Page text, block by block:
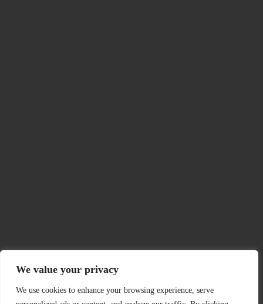
We value your privacy
We use cookies to enhance your browsing experience, serve